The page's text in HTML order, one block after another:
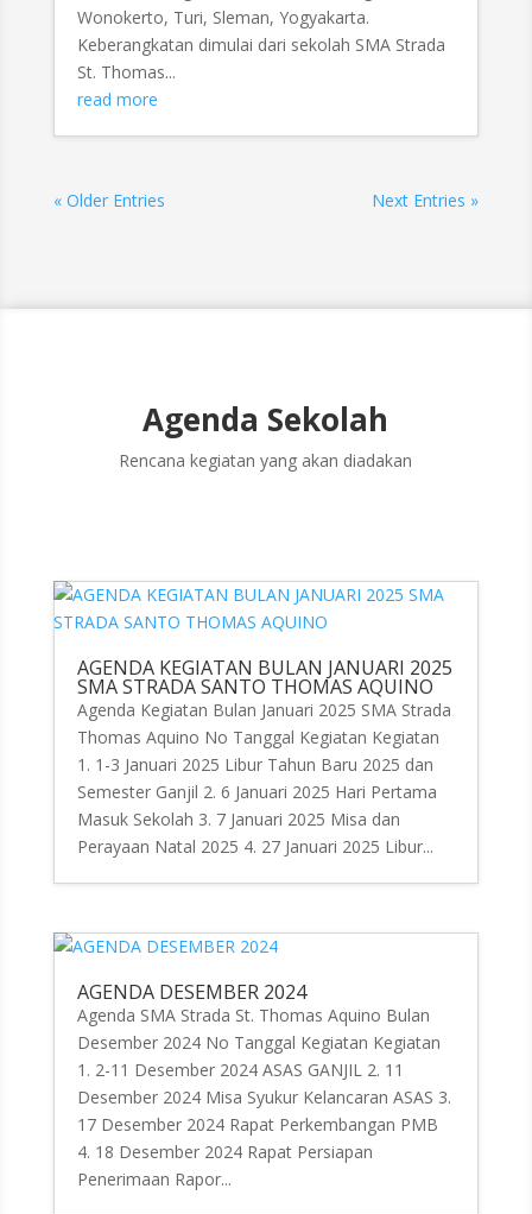
Wonokerto, Turi, Sleman, Yogyakarta.
Keberangkatan dimulai dari sekolah SMA Strada
St. Thomas...
read more
« Older Entries Next Entries »
Agenda Sekolah
Rencana kegiatan yang akan diadakan
AGENDA KEGIATAN BULAN JANUARI 2025
SMA STRADA SANTO THOMAS AQUINO
Agenda Kegiatan Bulan Januari 2025 SMA Strada
Thomas Aquino No Tanggal Kegiatan Kegiatan
1. 1-3 Januari 2025 Libur Tahun Baru 2025 dan
Semester Ganjil 2. 6 Januari 2025 Hari Pertama
Masuk Sekolah 3. 7 Januari 2025 Misa dan
Perayaan Natal 2025 4. 27 Januari 2025 Libur...
AGENDA DESEMBER 2024
Agenda SMA Strada St. Thomas Aquino Bulan
Desember 2024 No Tanggal Kegiatan Kegiatan
1. 2-11 Desember 2024 ASAS GANJIL 2. 11
Desember 2024 Misa Syukur Kelancaran ASAS 3.
17 Desember 2024 Rapat Perkembangan PMB
4. 18 Desember 2024 Rapat Persiapan
Penerimaan Rapor...